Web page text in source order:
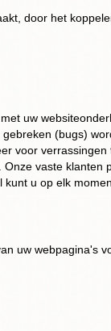
door het
uw
gebreken (bugs)
voor
vaste klanten
u op elk
uw webpagina's